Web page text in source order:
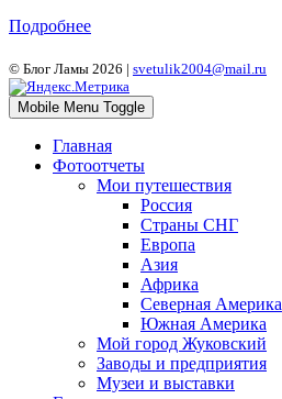
Подробнее
© Блог Ламы 2026 | svetulik2004@mail.ru
Mobile Menu Toggle
Главная
Фотоотчеты
Мои путешествия
Россия
Страны СНГ
Европа
Азия
Африка
Северная Америка
Южная Америка
Мой город Жуковский
Заводы и предприятия
Музеи и выставки